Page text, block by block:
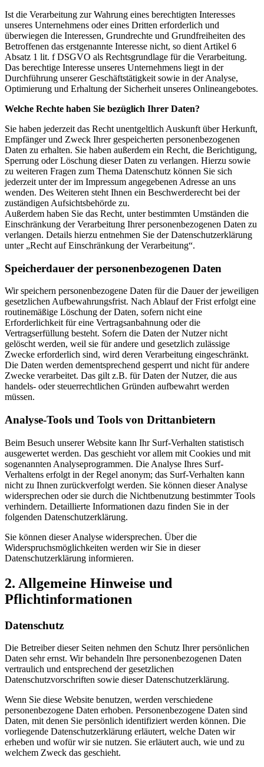
Ist die Verarbeitung zur Wahrung eines berechtigten Interesses
unseres Unternehmens oder eines Dritten erforderlich und
überwiegen die Interessen, Grundrechte und Grundfreiheiten des
Betroffenen das erstgenannte Interesse nicht, so dient Artikel 6
Absatz 1 lit. f DSGVO als Rechtsgrundlage für die Verarbeitung.
Das berechtige Interesse unseres Unternehmens liegt in der
Durchführung unserer Geschäftstätigkeit sowie in der Analyse,
Optimierung und Erhaltung der Sicherheit unseres Onlineangebotes.
Welche Rechte haben Sie bezüglich Ihrer Daten?
Sie haben jederzeit das Recht unentgeltlich Auskunft über Herkunft,
Empfänger und Zweck Ihrer gespeicherten personenbezogenen
Daten zu erhalten. Sie haben außerdem ein Recht, die Berichtigung,
Sperrung oder Löschung dieser Daten zu verlangen. Hierzu sowie
zu weiteren Fragen zum Thema Datenschutz können Sie sich
jederzeit unter der im Impressum angegebenen Adresse an uns
wenden. Des Weiteren steht Ihnen ein Beschwerderecht bei der
zuständigen Aufsichtsbehörde zu.
Außerdem haben Sie das Recht, unter bestimmten Umständen die
Einschränkung der Verarbeitung Ihrer personenbezogenen Daten zu
verlangen. Details hierzu entnehmen Sie der Datenschutzerklärung
unter „Recht auf Einschränkung der Verarbeitung“.
Speicherdauer der personenbezogenen Daten
Wir speichern personenbezogene Daten für die Dauer der jeweiligen
gesetzlichen Aufbewahrungsfrist. Nach Ablauf der Frist erfolgt eine
routinemäßige Löschung der Daten, sofern nicht eine
Erforderlichkeit für eine Vertragsanbahnung oder die
Vertragserfüllung besteht. Sofern die Daten der Nutzer nicht
gelöscht werden, weil sie für andere und gesetzlich zulässige
Zwecke erforderlich sind, wird deren Verarbeitung eingeschränkt.
Die Daten werden dementsprechend gesperrt und nicht für andere
Zwecke verarbeitet. Das gilt z.B. für Daten der Nutzer, die aus
handels- oder steuerrechtlichen Gründen aufbewahrt werden
müssen.
Analyse-Tools und Tools von Drittanbietern
Beim Besuch unserer Website kann Ihr Surf-Verhalten statistisch
ausgewertet werden. Das geschieht vor allem mit Cookies und mit
sogenannten Analyseprogrammen. Die Analyse Ihres Surf-
Verhaltens erfolgt in der Regel anonym; das Surf-Verhalten kann
nicht zu Ihnen zurückverfolgt werden. Sie können dieser Analyse
widersprechen oder sie durch die Nichtbenutzung bestimmter Tools
verhindern. Detaillierte Informationen dazu finden Sie in der
folgenden Datenschutzerklärung.
Sie können dieser Analyse widersprechen. Über die
Widerspruchsmöglichkeiten werden wir Sie in dieser
Datenschutzerklärung informieren.
2. Allgemeine Hinweise und
Pflichtinformationen
Datenschutz
Die Betreiber dieser Seiten nehmen den Schutz Ihrer persönlichen
Daten sehr ernst. Wir behandeln Ihre personenbezogenen Daten
vertraulich und entsprechend der gesetzlichen
Datenschutzvorschriften sowie dieser Datenschutzerklärung.
Wenn Sie diese Website benutzen, werden verschiedene
personenbezogene Daten erhoben. Personenbezogene Daten sind
Daten, mit denen Sie persönlich identifiziert werden können. Die
vorliegende Datenschutzerklärung erläutert, welche Daten wir
erheben und wofür wir sie nutzen. Sie erläutert auch, wie und zu
welchem Zweck das geschieht.